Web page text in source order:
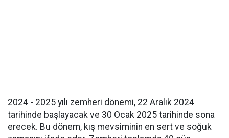
2024 - 2025 yılı zemheri dönemi, 22 Aralık 2024
tarihinde başlayacak ve 30 Ocak 2025 tarihinde sona
erecek. Bu dönem, kış mevsiminin en sert ve soğuk